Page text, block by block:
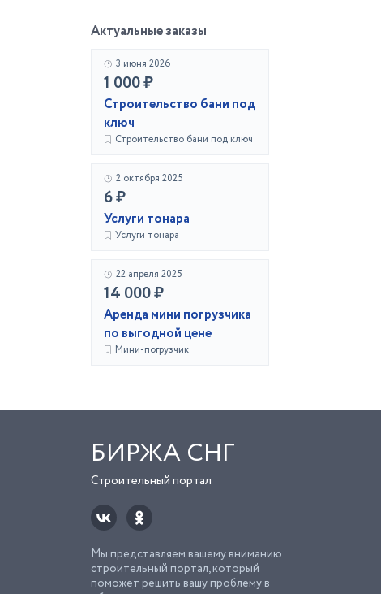
Актуальные заказы
3 июня 2026
1 000 ₽
Строительство бани под
ключ
Строительство бани под ключ
2 октября 2025
6 ₽
Услуги тонара
Услуги тонара
22 апреля 2025
14 000 ₽
Аренда мини погрузчика
по выгодной цене
Мини-погрузчик
БИРЖА СНГ
Строительный портал
Мы представляем вашему вниманию
строительный портал, который
поможет решить вашу проблему в